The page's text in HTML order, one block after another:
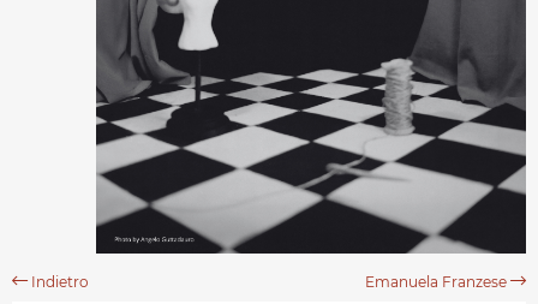
Indietro Emanuela Franzese